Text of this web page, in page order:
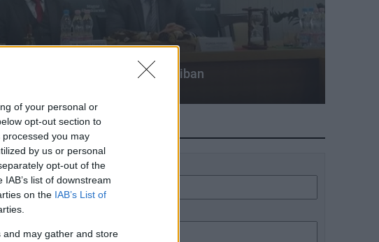
of your personal or
opt-out section to
you may
by us or personal
opt-out of the
list of downstream
on the IAB’s List of
may gather and store
pontot adtak Tamásiban
HÍRLEVÉL
Név